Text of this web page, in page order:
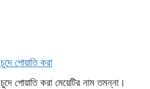
পোয়াতি করা
পোয়াতি করা মেয়েটির নাম তমন্না।